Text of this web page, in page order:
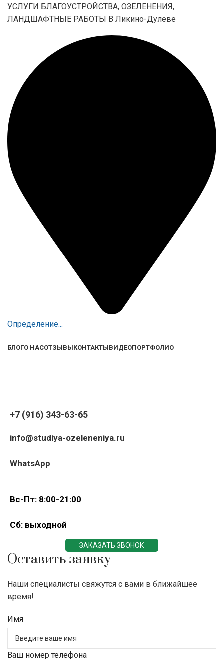
УСЛУГИ БЛАГОУСТРОЙСТВА, ОЗЕЛЕНЕНИЯ,
ЛАНДШАФТНЫЕ РАБОТЫ В Ликино-Дулеве
Определение...
БЛОГО НАСОТЗЫВЫКОНТАКТЫВИДЕОПОРТФОЛИО
+7 (916) 343-63-65
info@studiya-ozeleneniya.ru
WhatsApp
Вс-Пт: 8:00-21:00
Сб: выходной
ЗАКАЗАТЬ ЗВОНОК
Оставить заявку
Наши специалисты свяжутся с вами в ближайшее
время!
Имя
Ваш номер телефона